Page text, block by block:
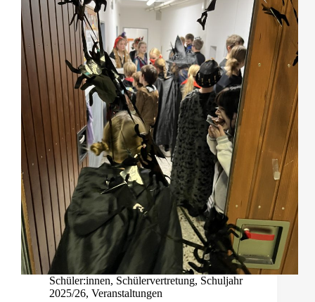
Schüler:innen, Schülervertretung, Schuljahr
2025/26, Veranstaltungen